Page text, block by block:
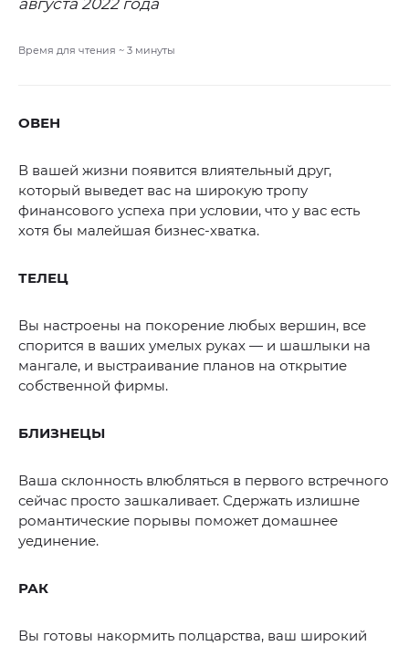
августа 2022 года
Время для чтения ~ 3 минуты
ОВЕН
В вашей жизни появится влиятельный друг,
который выведет вас на широкую тропу
финансового успеха при условии, что у вас есть
хотя бы малейшая бизнес-хватка.
ТЕЛЕЦ
Вы настроены на покорение любых вершин, все
спорится в ваших умелых руках — и шашлыки на
мангале, и выстраивание планов на открытие
собственной фирмы.
БЛИЗНЕЦЫ
Ваша склонность влюбляться в первого встречного
сейчас просто зашкаливает. Сдержать излишне
романтические порывы поможет домашнее
уединение.
РАК
Вы готовы накормить полцарства, ваш широкий